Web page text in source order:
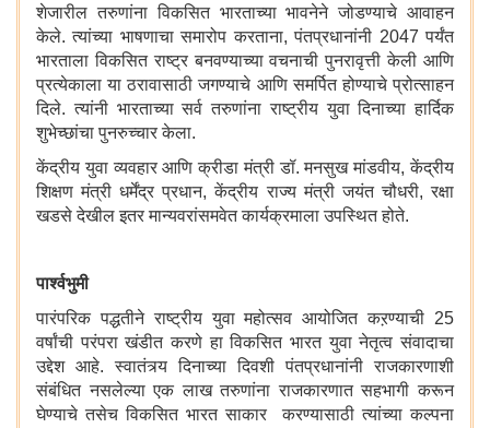
शेजारील तरुणांना विकसित भारताच्या भावनेने जोडण्याचे आवाहन
केले. त्यांच्या भाषणाचा समारोप करताना, पंतप्रधानांनी 2047 पर्यंत
भारताला विकसित राष्ट्र बनवण्याच्या वचनाची पुनरावृत्ती केली आणि
प्रत्येकाला या ठरावासाठी जगण्याचे आणि समर्पित होण्याचे प्रोत्साहन
दिले. त्यांनी भारताच्या सर्व तरुणांना राष्ट्रीय युवा दिनाच्या हार्दिक
शुभेच्छांचा पुनरुच्चार केला.
केंद्रीय युवा व्यवहार आणि क्रीडा मंत्री डॉ. मनसुख मांडवीय, केंद्रीय
शिक्षण मंत्री धर्मेंद्र प्रधान, केंद्रीय राज्य मंत्री जयंत चौधरी, रक्षा
खडसे देखील इतर मान्यवरांसमवेत कार्यक्रमाला उपस्थित होते.
पार्श्वभुमी
पारंपरिक पद्धतीने राष्ट्रीय युवा महोत्सव आयोजित कऱण्याची 25
वर्षांची परंपरा खंडीत करणे हा विकसित भारत युवा नेतृत्व संवादाचा
उद्देश आहे. स्वातंत्र्य दिनाच्या दिवशी पंतप्रधानांनी राजकारणाशी
संबंधित नसलेल्या एक लाख तरुणांना राजकारणात सहभागी करून
घेण्याचे तसेच विकसित भारत साकार करण्यासाठी त्यांच्या कल्पना